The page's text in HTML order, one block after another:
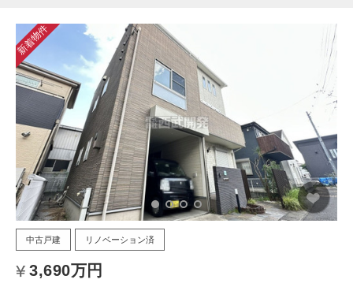
新着物件
中古戸建 リノベーション済
3,690万円